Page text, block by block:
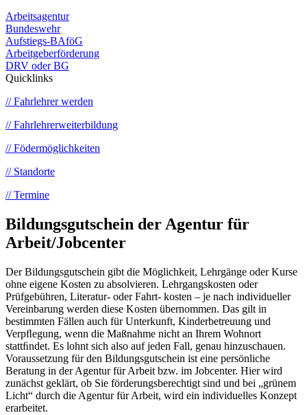
Arbeitsagentur
Bundeswehr
Aufstiegs-BAföG
Arbeitgeberförderung
DRV oder BG
Quicklinks
// Fahrlehrer werden
// Fahrlehrerweiterbildung
// Födermöglichkeiten
// Standorte
// Termine
Bildungsgutschein der Agentur für
Arbeit/Jobcenter
Der Bildungsgutschein gibt die Möglichkeit, Lehrgänge oder Kurse
ohne eigene Kosten zu absolvieren. Lehrgangskosten oder
Prüfgebühren, Literatur- oder Fahrt- kosten – je nach individueller
Vereinbarung werden diese Kosten übernommen. Das gilt in
bestimmten Fällen auch für Unterkunft, Kinderbetreuung und
Verpﬂegung, wenn die Maßnahme nicht an Ihrem Wohnort
stattﬁndet. Es lohnt sich also auf jeden Fall, genau hinzuschauen.
Voraussetzung für den Bildungsgutschein ist eine persönliche
Beratung in der Agentur für Arbeit bzw. im Jobcenter. Hier wird
zunächst geklärt, ob Sie förderungsberechtigt sind und bei „grünem
Licht“ durch die Agentur für Arbeit, wird ein individuelles Konzept
erarbeitet.